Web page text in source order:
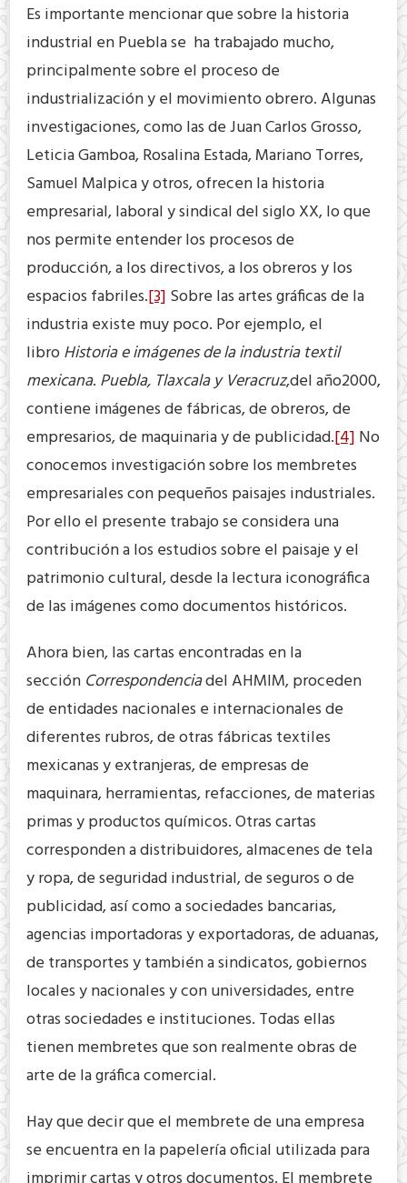
Es importante mencionar que sobre la historia
industrial en Puebla se ha trabajado mucho,
principalmente sobre el proceso de
industrialización y el movimiento obrero. Algunas
investigaciones, como las de Juan Carlos Grosso,
Leticia Gamboa, Rosalina Estada, Mariano Torres,
Samuel Malpica y otros, ofrecen la historia
empresarial, laboral y sindical del siglo XX, lo que
nos permite entender los procesos de
producción, a los directivos, a los obreros y los
espacios fabriles.[3] Sobre las artes gráficas de la
industria existe muy poco. Por ejemplo, el
libroHistoria e imágenes de la industria textil
mexicana. Puebla, Tlaxcala y Veracruz,del año2000,
contiene imágenes de fábricas, de obreros, de
empresarios, de maquinaria y de publicidad.[4] No
conocemos investigación sobre los membretes
empresariales con pequeños paisajes industriales.
Por ello el presente trabajo se considera una
contribución a los estudios sobre el paisaje y el
patrimonio cultural, desde la lectura iconográfica
de las imágenes como documentos históricos.
Ahora bien, las cartas encontradas en la
sección Correspondenciadel AHMIM, proceden
de entidades nacionales e internacionales de
diferentes rubros, de otras fábricas textiles
mexicanas y extranjeras, de empresas de
maquinara, herramientas, refacciones, de materias
primas y productos químicos. Otras cartas
corresponden a distribuidores, almacenes de tela
y ropa, de seguridad industrial, de seguros o de
publicidad, así como a sociedades bancarias,
agencias importadoras y exportadoras, de aduanas,
de transportes y también a sindicatos, gobiernos
locales y nacionales y con universidades, entre
otras sociedades e instituciones. Todas ellas
tienen membretes que son realmente obras de
arte de la gráfica comercial.
Hay que decir que el membrete de una empresa
se encuentra en la papelería oficial utilizada para